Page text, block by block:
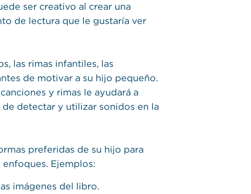
ser creativo al crear una
de lectura que le gustaría ver
las rimas infantiles, las
de motivar a su hijo pequeño.
y rimas le ayudará a
detectar y utilizar sonidos en la
preferidas de su hijo para
Ejemplos:
imágenes del libro.